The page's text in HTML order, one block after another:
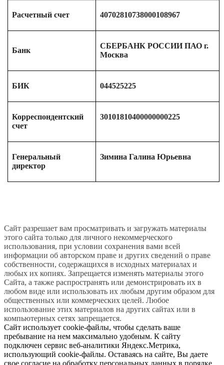
Расчетный счет 40702810738000108967
Банк
СБЕРБАНК РОССИИ ПАО г.
Москва
БИК 044525225
Корреспондентский
счет
30101810400000000225
Генеральный
директор
Зимина Галина Юрьевна
Сайт разрешает вам просматривать и загружать материалы
этого сайта только для личного некоммерческого
использования, при условии сохранения вами всей
информации об авторском праве и других сведений о праве
собственности, содержащихся в исходных материалах и
любых их копиях. Запрещается изменять материалы этого
Сайта, а также распространять или демонстрировать их в
любом виде или использовать их любым другим образом для
общественных или коммерческих целей. Любое
использование этих материалов на других сайтах или в
компьютерных сетях запрещается.
Сайт использует cookie-файлы, чтобы сделать ваше
пребывание на нем максимально удобным. К сайту
подключен сервис веб-аналитики Яндекс.Метрика,
использующий cookie-файлы. Оставаясь на сайте, Вы даете